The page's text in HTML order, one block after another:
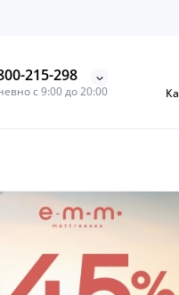
215-298
с 9:00 до 20:00